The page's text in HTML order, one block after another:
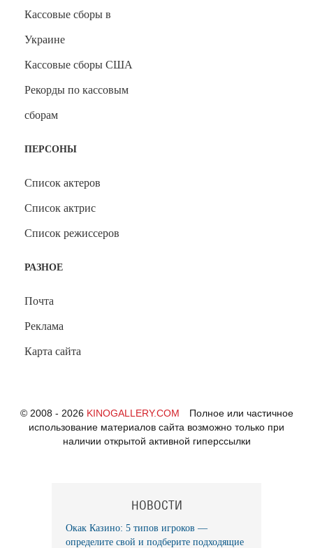
НОВОСТИ
Окак Казино: 5 типов игроков —
определите свой и подберите подходящие
Кассовые сборы в
Украине
Кассовые сборы США
Рекорды по кассовым
сборам
ПЕРСОНЫ
Список актеров
Список актрис
Список режиссеров
РАЗНОЕ
Почта
Реклама
Карта сайта
© 2008 - 2026 KINOGALLERY.COM
Полное или частичное
использование материалов сайта возможно только при
наличии открытой активной гиперссылки